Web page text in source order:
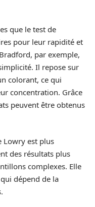
que le test de
pour leur rapidité et
par exemple,
Il repose sur
colorant, ce qui
concentration. Grâce
peuvent être obtenus
Lowry est plus
des résultats plus
complexes. Elle
dépend de la